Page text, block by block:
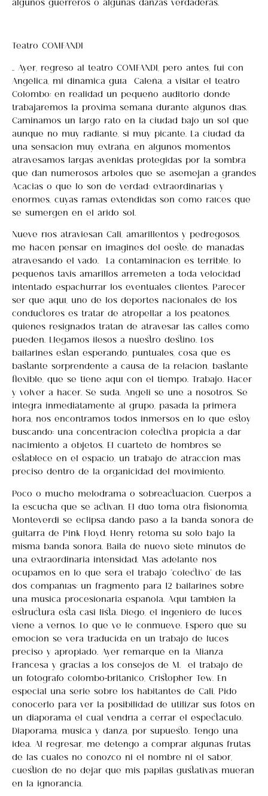
Teatro COMFANDI
…. Ayer, regreso al teatro COMFANDI, pero antes, fui con
Angélica, mi dinámica guía Caleña, a visitar el teatro
Colombo; en realidad un pequeño auditorio donde
trabajaremos la próxima semana durante algunos días.
Caminamos un largo rato en la ciudad bajo un sol que
aunque no muy radiante, si muy picante. La ciudad da
una sensación muy extraña, en algunos momentos
atravesamos largas avenidas protegidas por la sombra
que dan numerosos arboles que se asemejan a grandes
Acacias o que lo son de verdad; extraordinarias y
enormes, cuyas ramas extendidas son como raíces que
se sumergen en el árido sol.
Nueve ríos atraviesan Cali, amarillentos y pedregosos,
me hacen pensar en imagines del oeste, de manadas
atravesando el vado. La contaminación es terrible, lo
pequeños taxis amarillos arremeten a toda velocidad
intentado espachurrar los eventuales clientes. Parecer
ser que aquí, uno de los deportes nacionales de los
conductores es tratar de atropellar a los peatones,
quienes resignados tratan de atravesar las calles como
pueden. Llegamos ilesos a nuestro destino. Los
bailarines están esperando, puntuales, cosa que es
bastante sorprendente a causa de la relación, bastante
flexible, que se tiene aquí con el tiempo. Trabajo. Hacer
y volver a hacer. Se suda. Angeli se une a nosotros. Se
integra inmediatamente al grupo, pasada la primera
hora, nos encontramos todos inmersos en lo que estoy
buscando: una concentración colectiva propicia a dar
nacimiento a objetos. El cuarteto de hombres se
establece en el espacio, un trabajo de atracción más
preciso dentro de la organicidad del movimiento.
Poco o mucho melodrama o sobreactuación. Cuerpos a
la escucha que se activan. El dúo toma otra fisionomía,
Monteverdi se eclipsa dando paso a la banda sonora de
guitarra de Pink Floyd. Henry retoma su solo bajo la
misma banda sonora. Baila de nuevo siete minutos de
una extraordinaria intensidad. Más adelante nos
ocupamos en lo que será el trabajo “colectivo” de las
dos compañías; un fragmento para 12 bailarines sobre
una música procesionaria española. Aquí también la
estructura está casi lista. Diego, el ingeniero de luces
viene a vernos. Lo que ve le conmueve. Espero que su
emoción se vera traducida en un trabajo de luces
preciso y apropiado. Ayer remarqué en la Alianza
Francesa y gracias a los consejos de M. el trabajo de
un fotógrafo colombo-británico, Cristopher Tew. En
especial una serie sobre los habitantes de Cali. Pido
conocerlo para ver la posibilidad de utilizar sus fotos en
un diaporama el cual vendría a cerrar el espectáculo.
Diaporama, música y danza, por supuesto… Tengo una
idea… Al regresar, me detengo a comprar algunas frutas
de las cuales no conozco ni el nombre ni el sabor,
cuestión de no dejar que mis papilas gustativas mueran
en la ignorancia.